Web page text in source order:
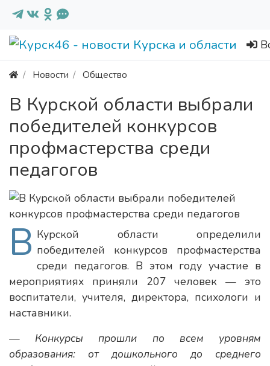
Новости Общество
В Курской области выбрали
победителей конкурсов
профмастерства среди
педагогов
В Курской области определили
победителей конкурсов профмастерства
среди педагогов. В этом году участие в
мероприятиях приняли 207 человек — это
воспитатели, учителя, директора, психологи и
наставники.
— Конкурсы прошли по всем уровням
образования: от дошкольного до среднего